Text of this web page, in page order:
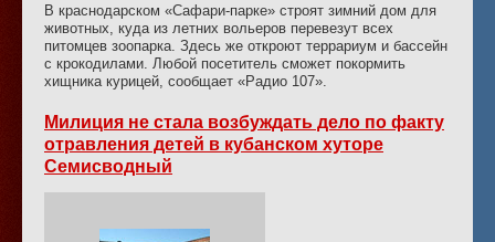
В краснодарском «Сафари-парке» строят зимний дом для
животных, куда из летних вольеров перевезут всех
питомцев зоопарка. Здесь же откроют террариум и бассейн
с крокодилами. Любой посетитель сможет покормить
хищника курицей, сообщает «Радио 107».
Милиция не стала возбуждать дело по факту
отравления детей в кубанском хуторе
Семисводный